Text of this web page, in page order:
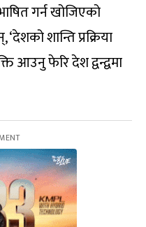
गर्न खोजिएको
शान्ति प्रक्रिया
आउनु फेरि देश द्वन्द्वमा